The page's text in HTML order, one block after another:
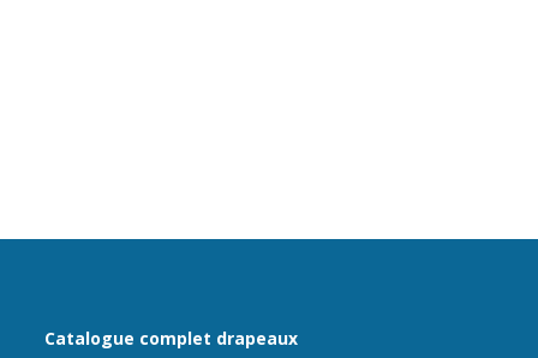
Catalogue complet drapeaux